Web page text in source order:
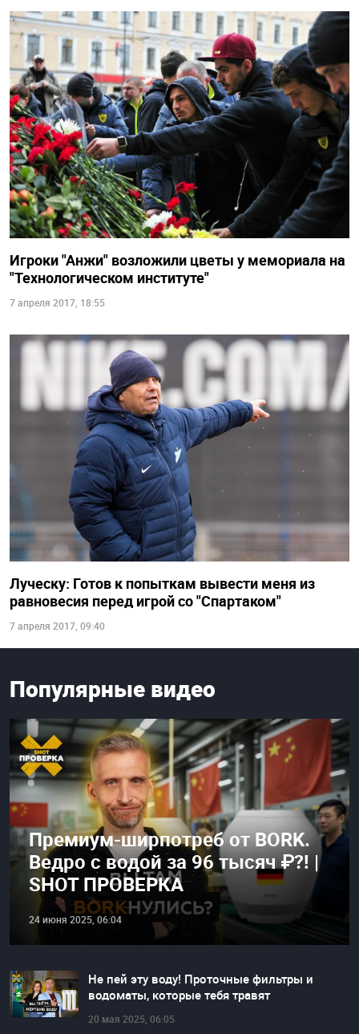
Игроки "Анжи" возложили цветы у мемориала на
"Технологическом институте"
7 апреля 2017, 18:55
Луческу: Готов к попыткам вывести меня из
равновесия перед игрой со "Спартаком"
7 апреля 2017, 09:40
Популярные видео
Премиум-ширпотреб от BORK.
Ведро с водой за 96 тысяч ₽?! |
SHOT ПРОВЕРКА
24 июня 2025, 06:04
Не пей эту воду! Проточные фильтры и
водоматы, которые тебя травят
20 мая 2025, 06:05